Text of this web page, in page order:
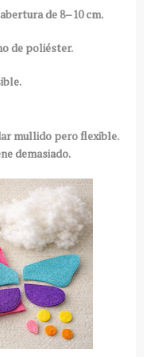
de 8–10 cm.
de poliéster.
mullido pero flexible.
demasiado.